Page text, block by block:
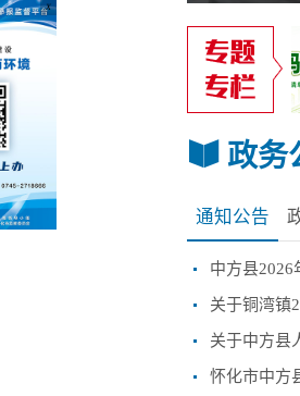
政务
通知公告
中方县2026
怀化市中方
X